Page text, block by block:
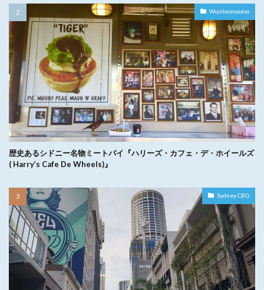
Woolloomooloo
歴史あるシドニー名物ミートパイ『ハリーズ・カフェ・デ・ホイールズ
( Harry’s Cafe De Wheels)』
Sydney CBD